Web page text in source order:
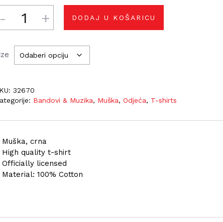
Muška, crna
High quality t-shirt
Officially licensed
Material: 100% Cotton
DODAJ U KOŠARICU
32670
Bandovi & Muzika, Muška,Odjeća, T-shirts